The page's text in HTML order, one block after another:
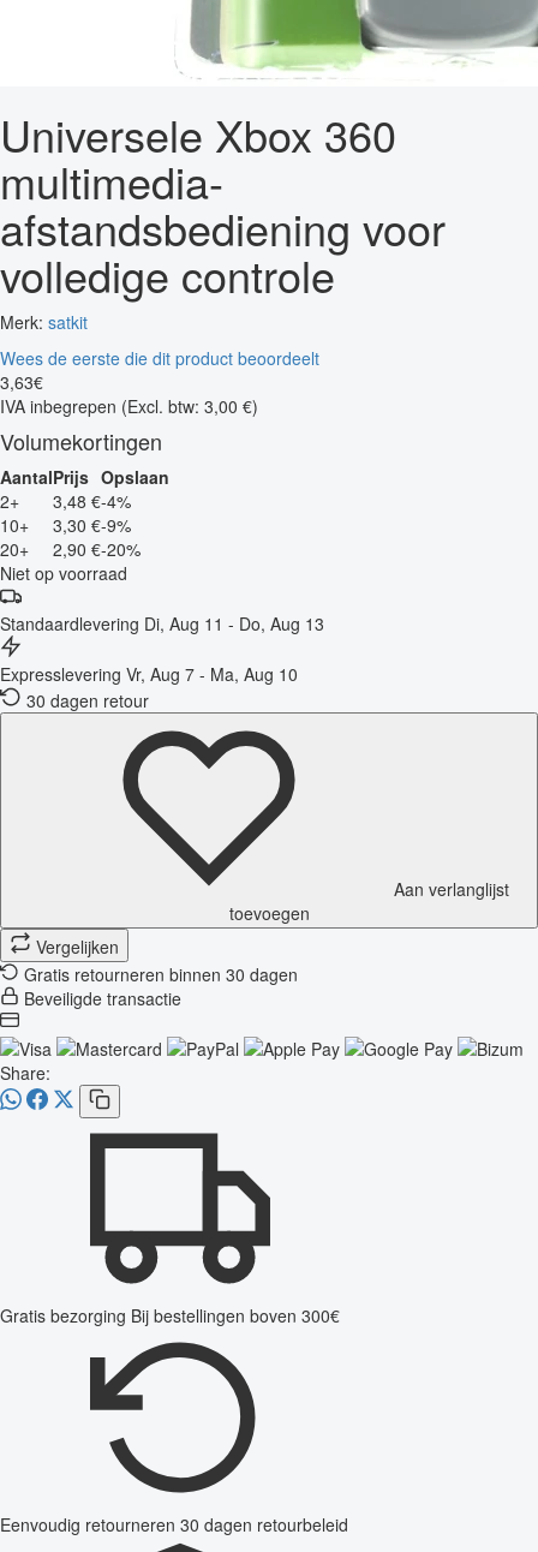
Universele Xbox 360
multimedia-
afstandsbediening voor
volledige controle
Merk: satkit
Wees de eerste die dit product beoordeelt
3,63€
IVA inbegrepen (Excl. btw: 3,00 €)
Volumekortingen
AantalPrijs Opslaan
2+
3,48 €-4%
10+
3,30 €-9%
20+
2,90 €-20%
Niet op voorraad
Standaardlevering Di, Aug 11 - Do, Aug 13
Expresslevering Vr, Aug 7 - Ma, Aug 10
30 dagen retour
Aan verlanglijst
toevoegen
Vergelijken
Gratis retourneren binnen 30 dagen
Beveiligde transactie
Share:
Gratis bezorging Bij bestellingen boven 300€
Eenvoudig retourneren 30 dagen retourbeleid